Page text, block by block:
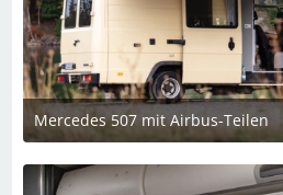
Mercedes 507 mit Airbus-Teilen
26. Februar 2025 um 13:39